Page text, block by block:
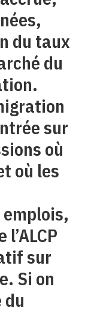
du taux
du
sur
où
où les
sur
Si on